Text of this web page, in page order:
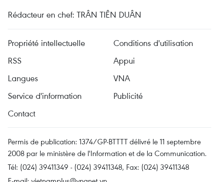
Rédacteur en chef: TRÂN TIÊN DUÂN
Propriété intellectuelle
Conditions d'utilisation
RSS
Appui
Langues
VNA
Service d'information
Publicité
Contact
Permis de publication: 1374/GP-BTTTT délivré le 11 septembre
2008 par le ministère de l'Information et de la Communication.
Tél: (024) 39411349 - (024) 39411348, Fax: (024) 39411348